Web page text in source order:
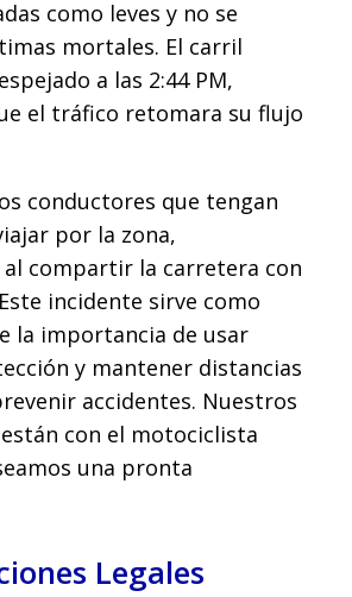
como leves y no se
mortales. El carril
a las 2:44 PM,
el tráfico retomara su flujo
conductores que tengan
por la zona,
compartir la carretera con
incidente sirve como
la importancia de usar
y mantener distancias
accidentes. Nuestros
con el motociclista
una pronta
Legales